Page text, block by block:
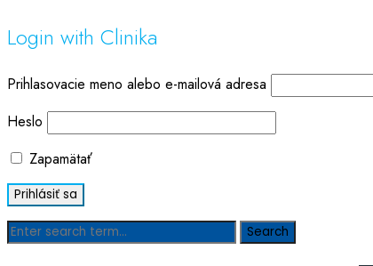
Login with Clinika
Prihlasovacie meno alebo e-mailová adresa
Heslo
Zapamätať